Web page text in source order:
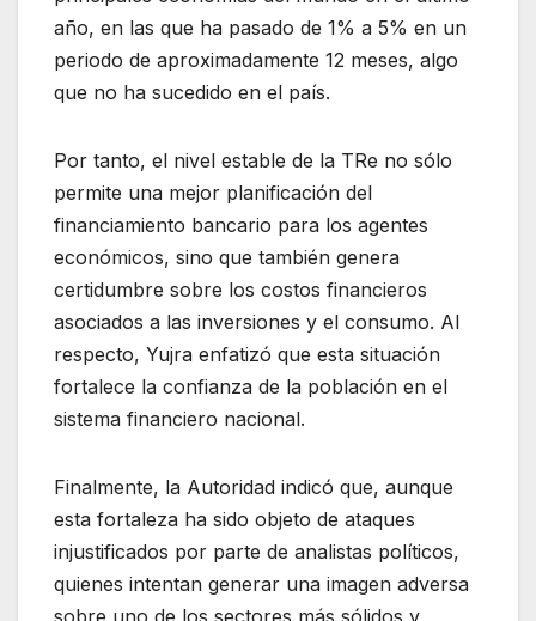
año, en las que ha pasado de 1% a 5% en un
periodo de aproximadamente 12 meses, algo
que no ha sucedido en el país.
Por tanto, el nivel estable de la TRe no sólo
permite una mejor planificación del
financiamiento bancario para los agentes
económicos, sino que también genera
certidumbre sobre los costos financieros
asociados a las inversiones y el consumo. Al
respecto, Yujra enfatizó que esta situación
fortalece la confianza de la población en el
sistema financiero nacional.
Finalmente, la Autoridad indicó que, aunque
esta fortaleza ha sido objeto de ataques
injustificados por parte de analistas políticos,
quienes intentan generar una imagen adversa